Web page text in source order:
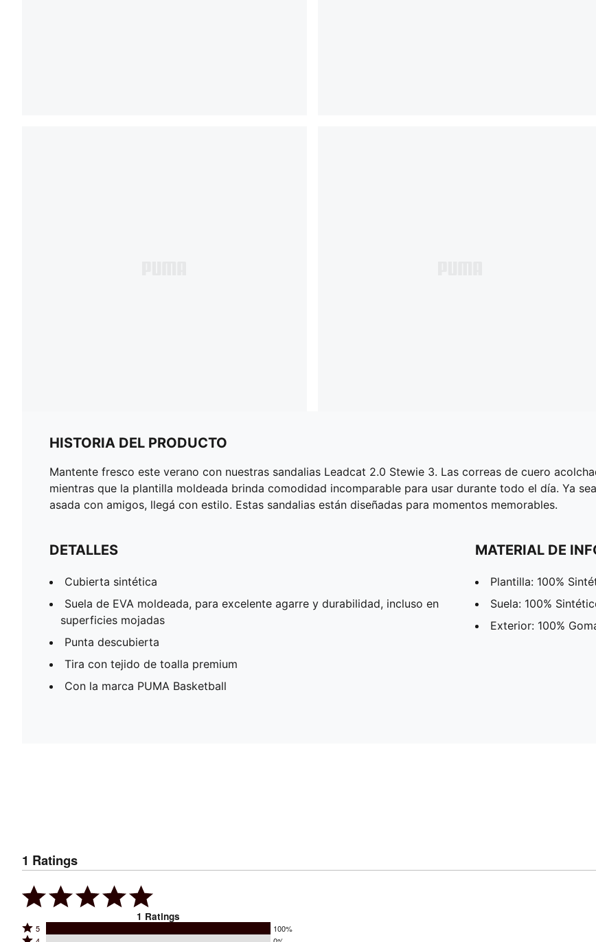
HISTORIA DEL PRODUCTO
Mantente fresco este verano con nuestras sandalias Leadcat 2.0 Stewie 3. Las correas de cuero
mientras que la plantilla moldeada brinda comodidad incomparable para usar durante todo el día. Ya
asada con amigos, llegá con estilo. Estas sandalias están diseñadas para momentos memorables.
DETALLES
Cubierta sintética
Suela de EVA moldeada, para excelente agarre y durabilidad, incluso en
superficies mojadas
Punta descubierta
Tira con tejido de toalla premium
Con la marca PUMA Basketball
MATERIAL DE
Plantilla: 100%
Suela: 100%
Exterior: 100%
1 Ratings
1 Ratings
Rated
5 100%